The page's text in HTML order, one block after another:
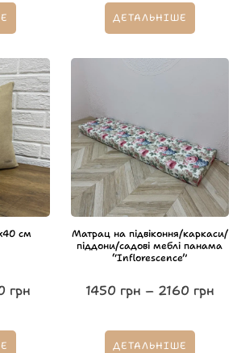
ДЕТАЛЬНІШЕ
см
грн
Матрац на підвіконня/каркаси/
піддони/садові меблі панама
“Inflorescence”
1450 грн – 2160 грн
ДЕТАЛЬНІШЕ